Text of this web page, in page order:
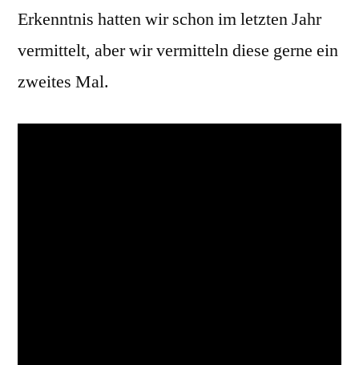
Erkenntnis hatten wir schon im letzten Jahr
vermittelt, aber wir vermitteln diese gerne ein
zweites Mal.